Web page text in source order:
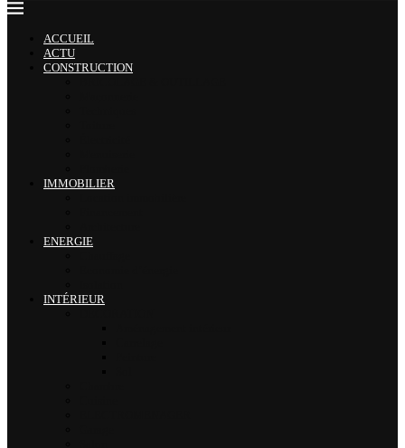
ACCUEIL
ACTU
CONSTRUCTION
IMMOBILIER
ENERGIE
INTÉRIEUR